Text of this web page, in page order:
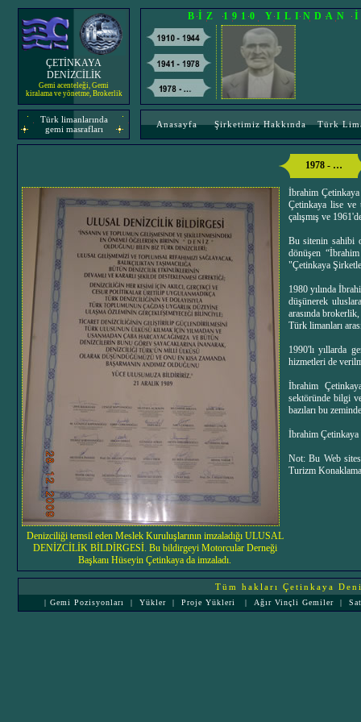
ÇETİNKAYA
DENİZCİLİK
Gemi acenteleği, Gemi
kiralama ve yönetme, Brokerlik
BİZ 1910 YILINDAN
Türk limanlarında
gemi masrafları
Anasayfa Şirketimiz Hakkında Türk
1978 - …
Denizciliği temsil eden Meslek Kuruluşlarının imzaladığı ULUSAL
DENİZCİLİK BİLDİRGESİ. Bu bildirgeyi Motorcular Derneği
Başkanı Hüseyin Çetinkaya da imzaladı.
İbrahim
Çetinkaya lise ve
çalışmış ve
Bu sitenin sahibi
dönüşen
"Çetinkaya
1980 yılında
düşünerek
arasında
Türk limanları
1990'lı yıllarda
hizmetleri de
İbrahim
sektöründe bilgi
bazıları bu
İbrahim Çetinkaya
Not: Bu Web
Turizm
Tüm hakları Çetinkaya
| Gemi Pozisyonları | Yükler | Proje Yükleri | Ağır Vinçli Gemiler |